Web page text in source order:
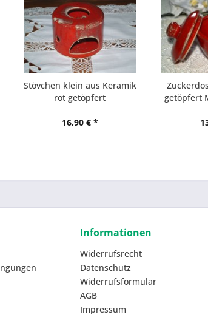
Stövchen klein aus Keramik
rot getöpfert
16,90 € *
getöpfert
Informationen
Widerrufsrecht
Datenschutz
Widerrufsformular
AGB
Impressum